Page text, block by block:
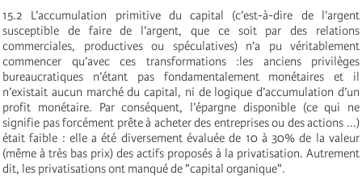
15.2 L’accumulation primitive du capital (c’est-à-dire de l’argent
susceptible de faire de l’argent, que ce soit par des relations
commerciales, productives ou spéculatives) n’a pu véritablement
commencer qu’avec ces transformations :les anciens privilèges
bureaucratiques n’étant pas fondamentalement monétaires et il
n’existait aucun marché du capital, ni de logique d’accumulation d’un
profit monétaire. Par conséquent, l’épargne disponible (ce qui ne
signifie pas forcément prête à acheter des entreprises ou des actions ...)
était faible : elle a été diversement évaluée de 10 à 30% de la valeur
(même à très bas prix) des actifs proposés à la privatisation. Autrement
dit, les privatisations ont manqué de "capital organique".